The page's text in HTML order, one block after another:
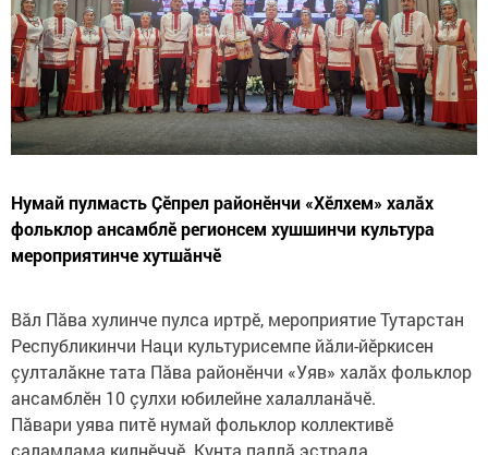
Нумай пулмасть Çӗпрел районӗнчи «Хӗлхем» халăх
фольклор ансамблӗ регионсем хушшинчи культура
мероприятинче хутшăнчӗ
Вăл Пăва хулинче пулса иртрӗ, мероприятие Тутарстан
Республикинчи Наци культурисемпе йăли-йӗркисен
çулталăкне тата Пăва районӗнчи «Уяв» халăх фольклор
ансамблӗн 10 çулхи юбилейне халалланăчӗ.
Пăвари уява питӗ нумай фольклор коллективӗ